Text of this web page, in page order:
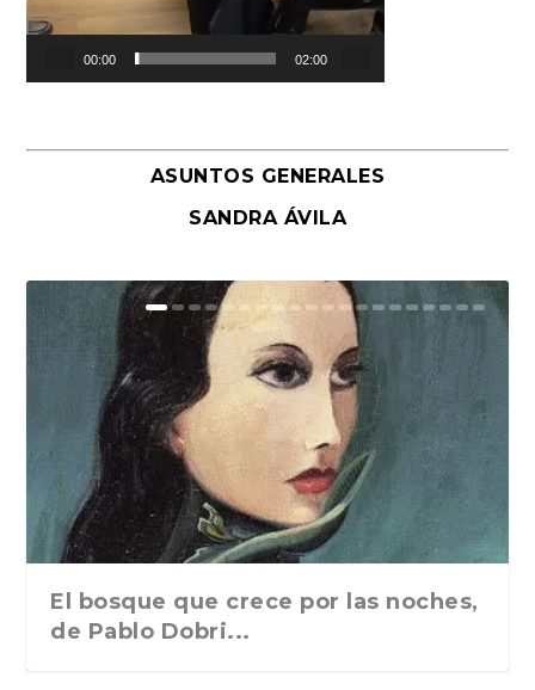
00:00 02:00
ASUNTOS GENERALES
SANDRA ÁVILA
El bosque que crece por las noches,
de Pablo Dobri...